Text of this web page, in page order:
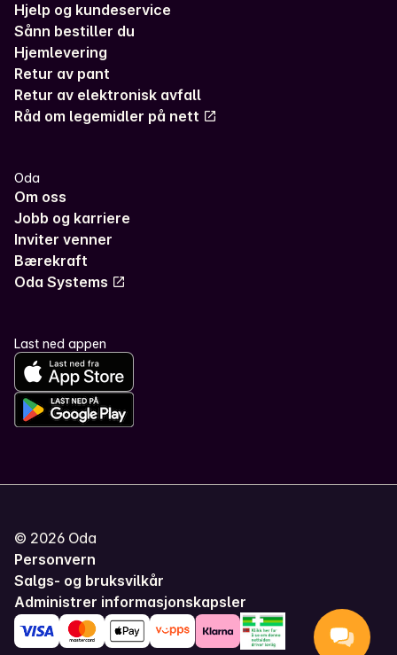
Hjelp og kundeservice
Sånn bestiller du
Hjemlevering
Retur av pant
Retur av elektronisk avfall
Råd om legemidler på nett
Oda
Om oss
Jobb og karriere
Inviter venner
Bærekraft
Oda Systems
Last ned appen
© 2026 Oda
Personvern
Salgs- og bruksvilkår
Administrer informasjonskapsler